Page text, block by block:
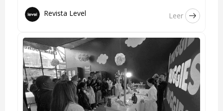
Revista Level Leer